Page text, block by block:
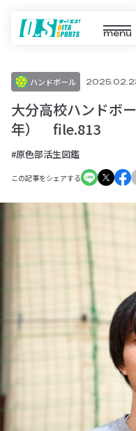
menu
ハンドボール
大分高校ハンドボ
年） file.813
#原色部活生図鑑
この記事をシェアする